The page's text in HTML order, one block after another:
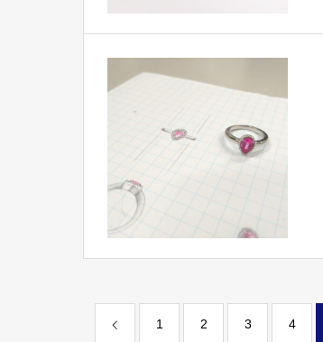
1 2 3 4